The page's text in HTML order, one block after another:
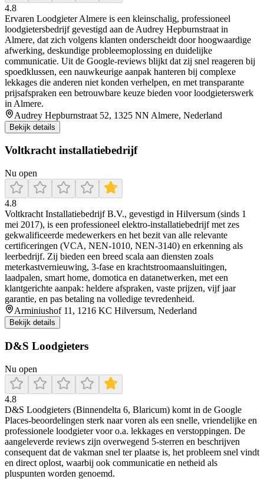
4.8
Ervaren Loodgieter Almere is een kleinschalig, professioneel
loodgietersbedrijf gevestigd aan de Audrey Hepburnstraat in
Almere, dat zich volgens klanten onderscheidt door hoogwaardige
afwerking, deskundige probleemoplossing en duidelijke
communicatie. Uit de Google‑reviews blijkt dat zij snel reageren bij
spoedklussen, een nauwkeurige aanpak hanteren bij complexe
lekkages die anderen niet konden verhelpen, en met transparante
prijsafspraken een betrouwbare keuze bieden voor loodgieterswerk
in Almere.
Audrey Hepburnstraat 52, 1325 NN Almere, Nederland
Bekijk details
Voltkracht installatiebedrijf
Nu open
4.8
Voltkracht Installatiebedrijf B.V., gevestigd in Hilversum (sinds 1
mei 2017), is een professioneel elektro‑installatiebedrijf met zes
gekwalificeerde medewerkers en het bezit van alle relevante
certificeringen (VCA, NEN‑1010, NEN‑3140) en erkenning als
leerbedrijf. Zij bieden een breed scala aan diensten zoals
meterkastvernieuwing, 3‑fase en krachtstroomaansluitingen,
laadpalen, smart home, domotica en datanetwerken, met een
klantgerichte aanpak: heldere afspraken, vaste prijzen, vijf jaar
garantie, en pas betaling na volledige tevredenheid.
Arminiushof 11, 1216 KC Hilversum, Nederland
Bekijk details
D&S Loodgieters
Nu open
4.8
D&S Loodgieters (Binnendelta 6, Blaricum) komt in de Google
Places-beoordelingen sterk naar voren als een snelle, vriendelijke en
professionele loodgieter voor o.a. lekkages en verstoppingen. De
aangeleverde reviews zijn overwegend 5-sterren en beschrijven
consequent dat de vakman snel ter plaatse is, het probleem snel vindt
en direct oplost, waarbij ook communicatie en netheid als
pluspunten worden genoemd.